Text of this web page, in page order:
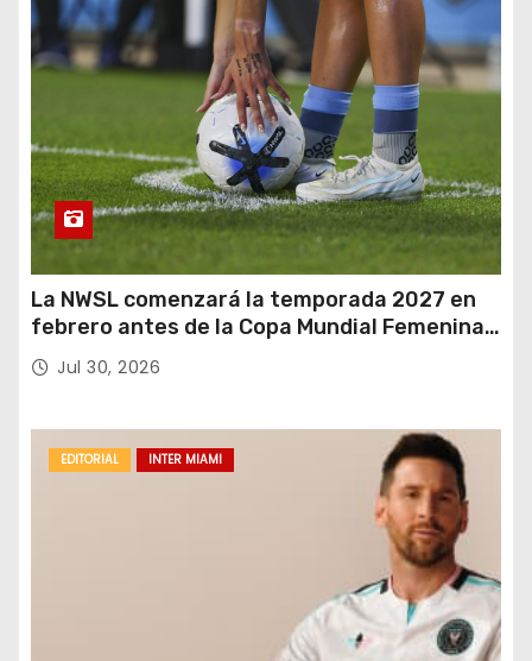
La NWSL comenzará la temporada 2027 en
febrero antes de la Copa Mundial Femenina
del próximo verano.
Jul 30, 2026
EDITORIAL INTER MIAMI